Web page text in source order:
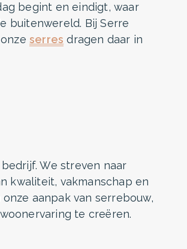
begint en eindigt, waar
buitenwereld. Bij Serre
onzeserres dragen daar in
We streven naar
kwaliteit, vakmanschap en
aanpak van serrebouw,
te creëren.